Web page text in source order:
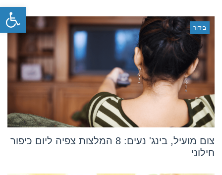
בידור
צום מועיל, בינג' נעים: 8 המלצות צפיה ליום כיפור
חילוני
פתח